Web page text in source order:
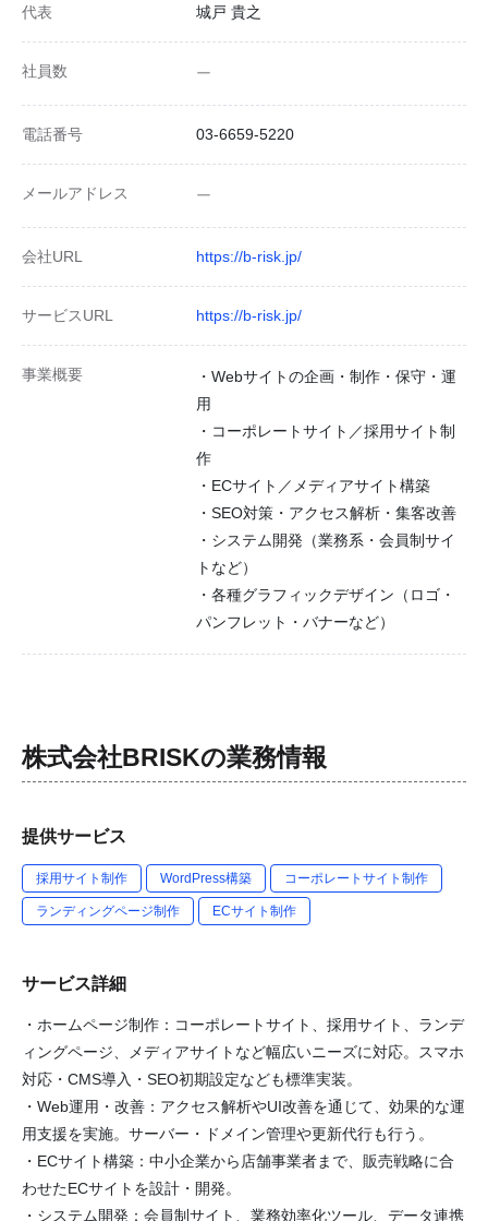
代表 城戸 貴之
社員数 ー
電話番号 03-6659-5220
メールアドレス ー
会社URL https://b-risk.jp/
サービスURL https://b-risk.jp/
事業概要
・Webサイトの企画・制作・保守・運
用
・コーポレートサイト／採用サイト制
作
・ECサイト／メディアサイト構築
・SEO対策・アクセス解析・集客改善
・システム開発（業務系・会員制サイ
トなど）
・各種グラフィックデザイン（ロゴ・
パンフレット・バナーなど）
株式会社BRISKの業務情報
提供サービス
採用サイト制作 WordPress構築 コーポレートサイト制作
ランディングページ制作 ECサイト制作
サービス詳細
・ホームページ制作：コーポレートサイト、採用サイト、ランデ
ィングページ、メディアサイトなど幅広いニーズに対応。スマホ
対応・CMS導入・SEO初期設定なども標準実装。
・Web運用・改善：アクセス解析やUI改善を通じて、効果的な運
用支援を実施。サーバー・ドメイン管理や更新代行も行う。
・ECサイト構築：中小企業から店舗事業者まで、販売戦略に合
わせたECサイトを設計・開発。
・システム開発：会員制サイト、業務効率化ツール、データ連携